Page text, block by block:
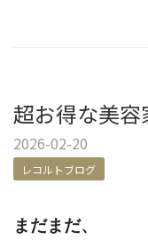
超お得な美容
2026-02-20
レコルトブログ
まだまだ、